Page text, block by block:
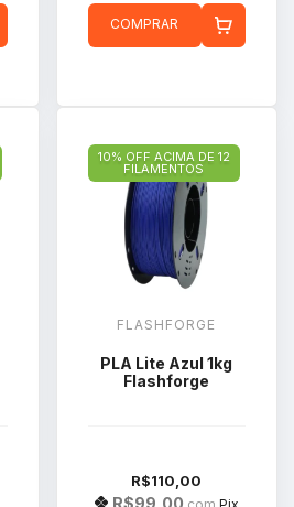
COMPRAR
10% OFF ACIMA DE 12
FILAMENTOS
FLASHFORGE
PLA Lite Azul 1kg
Flashforge
R$110,00
R$99,00